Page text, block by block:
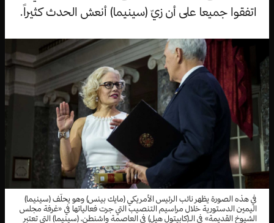
اتفقوا جميعا على أن زيّ (سينيما) أنعش الحدث كثيراً.
في هذه الصورة يظهر نائب الرئيس الأمريكي (مايك بينس) وهو يحلّف (سينيما)
اليمين الدستورية خلال مراسيم التنصيب التي جرت فعالياتها في «غرفة مجلس
الشيوخ القديمة» في الـ(كابيتول هيل) في العاصمة واشنطن، (سينيما) التي تعتبر